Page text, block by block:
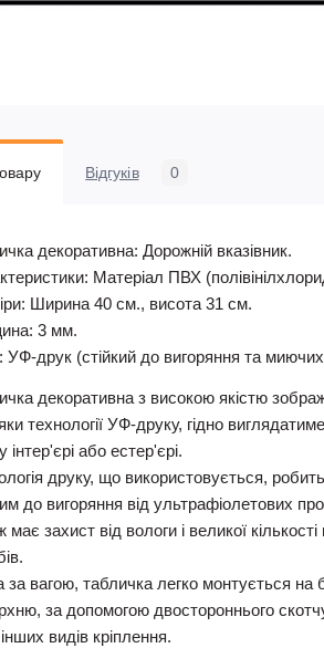
Відгуків 0
декоративна: Дорожній вказівник.
Матеріал ПВХ
Ширина 40 см., висота 31 см.
3 мм.
УФ-друк (стійкий до вигоряння та миючих
декоративна з високою якістю
технології УФ-друку, гідно
інтер'єрі або естер'єрі.
друку, що використовується,
до вигоряння від ультрафіолетових
має захист від вологи і великої
за вагою, табличка легко монтується на
за допомогою двостороннього
видів кріплення.